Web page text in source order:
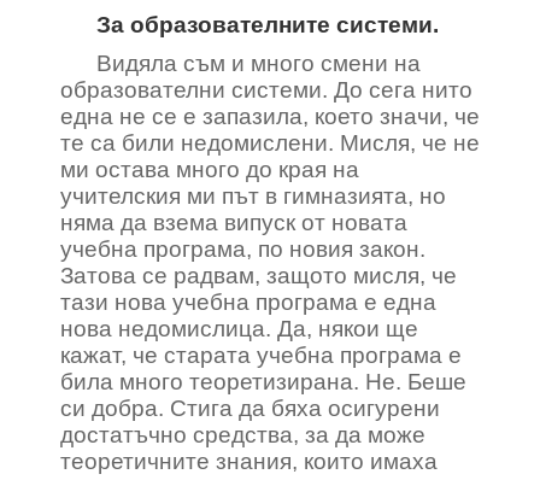
За образователните системи.
Видяла съм и много смени на
образователни системи. До сега нито
една не се е запазила, което значи, че
те са били недомислени. Мисля, че не
ми остава много до края на
учителския ми път в гимназията, но
няма да взема випуск от новата
учебна програма, по новия закон.
Затова се радвам, защото мисля, че
тази нова учебна програма е една
нова недомислица. Да, някои ще
кажат, че старата учебна програма е
била много теоретизирана. Не. Беше
си добра. Стига да бяха осигурени
достатъчно средства, за да може
теоретичните знания, които имаха